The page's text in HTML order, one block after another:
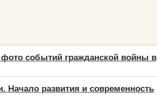
событий гражданской войны в
Начало развития и современность